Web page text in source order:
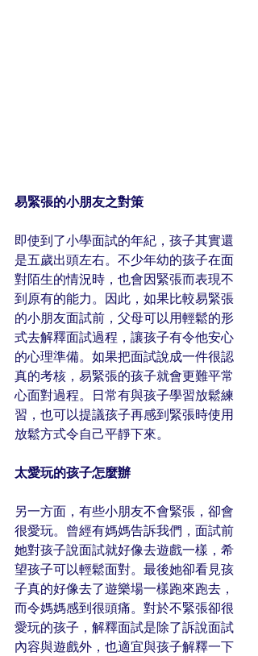
易緊張的小朋友之對策
即使到了小學面試的年紀，孩子其實還
是五歲出頭左右。不少年幼的孩子在面
對陌生的情況時，也會因緊張而表現不
到原有的能力。因此，如果比較易緊張
的小朋友面試前，父母可以用輕鬆的形
式去解釋面試過程，讓孩子有令他安心
的心理準備。如果把面試說成一件很認
真的考核，易緊張的孩子就會更難平常
心面對過程。日常有與孩子學習放鬆練
習，也可以提議孩子再感到緊張時使用
放鬆方式令自己平靜下來。
太愛玩的孩子怎麼辦
另一方面，有些小朋友不會緊張，卻會
很愛玩。曾經有媽媽告訴我們，面試前
她對孩子說面試就好像去遊戲一樣，希
望孩子可以輕鬆面對。最後她卻看見孩
子真的好像去了遊樂場一樣跑來跑去，
而令媽媽感到很頭痛。對於不緊張卻很
愛玩的孩子，解釋面試是除了訴說面試
內容與遊戲外，也適宜與孩子解釋一下